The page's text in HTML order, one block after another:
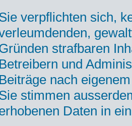
verpflichten sich,
strafbaren
Betreibern und
Beiträge nach
stimmen
Daten in